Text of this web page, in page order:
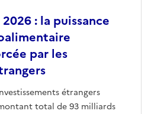
: la puissance
par les
étrangers
total de 93 milliards